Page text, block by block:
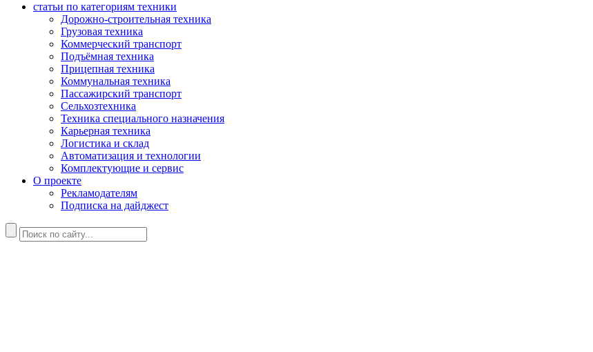
статьи по категориям техники
Дорожно-строительная техника
Грузовая техника
Коммерческий транспорт
Подъёмная техника
Прицепная техника
Коммунальная техника
Пассажирский транспорт
Сельхозтехника
Техника специального назначения
Карьерная техника
Логистика и склад
Автоматизация и технологии
Комплектующие и сервис
О проекте
Рекламодателям
Подписка на дайджест